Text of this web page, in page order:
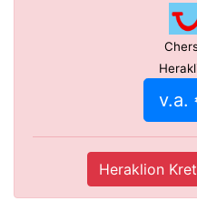
v.a.
Heraklion